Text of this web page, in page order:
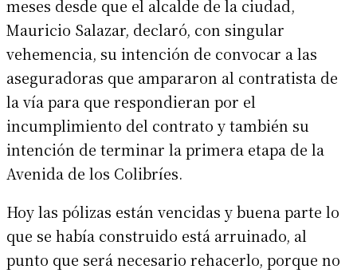
meses desde que el alcalde de la ciudad,
Mauricio Salazar, declaró, con singular
vehemencia, su intención de convocar a las
aseguradoras que ampararon al contratista de
la vía para que respondieran por el
incumplimiento del contrato y también su
intención de terminar la primera etapa de la
Avenida de los Colibríes.
Hoy las pólizas están vencidas y buena parte lo
que se había construido está arruinado, al
punto que será necesario rehacerlo, porque no